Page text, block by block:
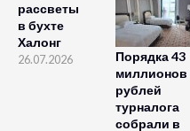
рассветы
в бухте
Халонг
26.07.2026
Порядка 43
миллионов
рублей
турналога
собрали в